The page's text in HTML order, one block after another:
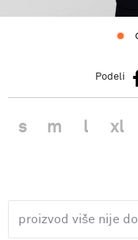
Podeli
s m l xl
proizvod više nije